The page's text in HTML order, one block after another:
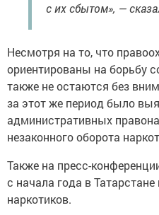
с их сбытом», —
Несмотря на то, что
ориентированы на борьбу
также не остаются без
за этот же период было
административных
незаконного оборота
Также на пресс-
с начала года в
наркотиков.